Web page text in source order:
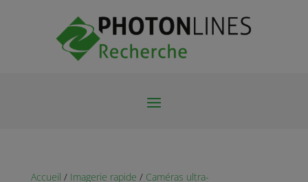
Accueil / Imagerie rapide / Caméras ultra-